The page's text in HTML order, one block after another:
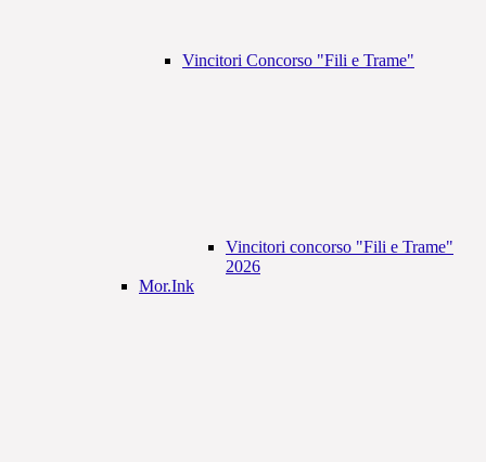
Vincitori Concorso "Fili e Trame"
Vincitori concorso "Fili e Trame"
2026
Mor.Ink